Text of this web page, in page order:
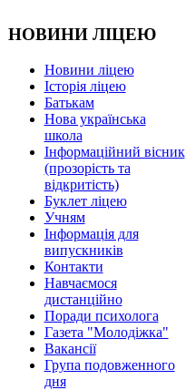
НОВИНИ ЛІЦЕЮ
Новини ліцею
Історія ліцею
Батькам
Нова українська
школа
Інформаційний вісник
(прозорість та
відкритість)
Буклет ліцею
Учням
Інформація для
випускників
Контакти
Навчаємося
дистанційно
Поради психолога
Газета "Молодіжка"
Вакансії
Група подовженного
дня